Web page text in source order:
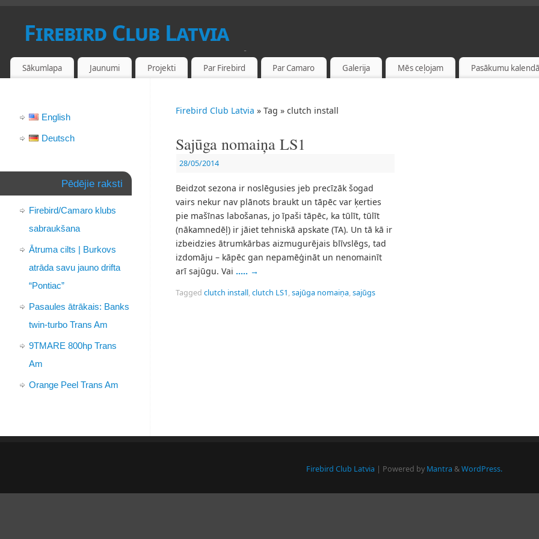
Firebird Club Latvia
PONTIAC FIREBIRD UN CAMARO FANU KLUBS LATVIJĀ
Sākumlapa Jaunumi Projekti Par Firebird Par Camaro Galerija Mēs ceļojam Pasākumu
Firebird Club Latvia » Tag » clutch install
Sajūga nomaiņa LS1
28/05/2014
Beidzot sezona ir noslēgusies jeb precīzāk šogad
vairs nekur nav plānots braukt un tāpēc var ķerties
pie mašīnas labošanas, jo īpaši tāpēc, ka tūlīt, tūlīt
(nākamnedēļ) ir jāiet tehniskā apskate (TA). Un tā kā ir
izbeidzies ātrumkārbas aizmugurējais blīvslēgs, tad
izdomāju – kāpēc gan nepamēģināt un nenomainīt
arī sajūgu. Vai ….. →
Tagged clutch install,clutch LS1,sajūga nomaiņa,sajūgs
English
Deutsch
Pēdējie raksti
Firebird/Camaro klubs
sabraukšana
Ātruma cilts | Burkovs
atrāda savu jauno drifta
“Pontiac”
Pasaules ātrākais: Banks
twin-turbo Trans Am
9TMARE 800hp Trans
Am
Orange Peel Trans Am
Firebird Club Latvia | Powered by Mantra &WordPress.